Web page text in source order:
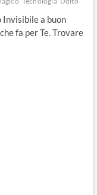
Invisibile a buon
fa per Te. Trovare